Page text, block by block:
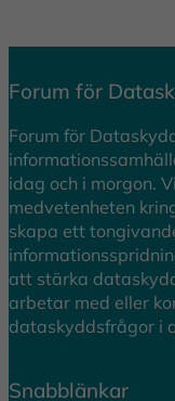
Forum för
Forum för
idag och i morgon.
medvetenheten
skapa ett
att stärka
arbetar med eller
dataskyddsfrågor i
Snabblänkar